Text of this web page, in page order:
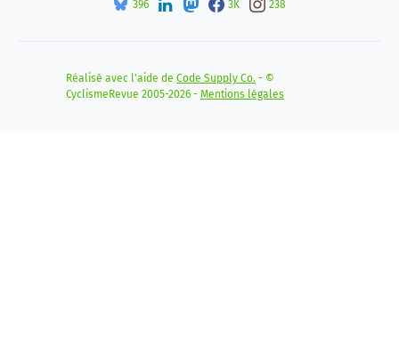
396 3K 238
Réalisé avec l'aide de Code Supply Co. - ©
CyclismeRevue 2005-2026 - Mentions légales